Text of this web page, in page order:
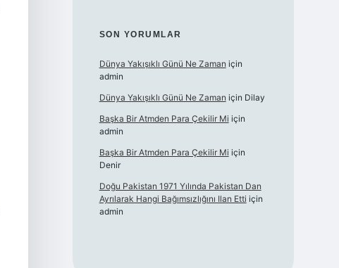
SON YORUMLAR
Dünya Yakışıklı Günü Ne Zaman için
admin
Dünya Yakışıklı Günü Ne Zaman için Dilay
Başka Bir Atmden Para Çekilir Mi için
admin
Başka Bir Atmden Para Çekilir Mi için
Denir
Doğu Pakistan 1971 Yılında Pakistan Dan
Ayrılarak Hangi Bağımsızlığını Ilan Etti için
admin